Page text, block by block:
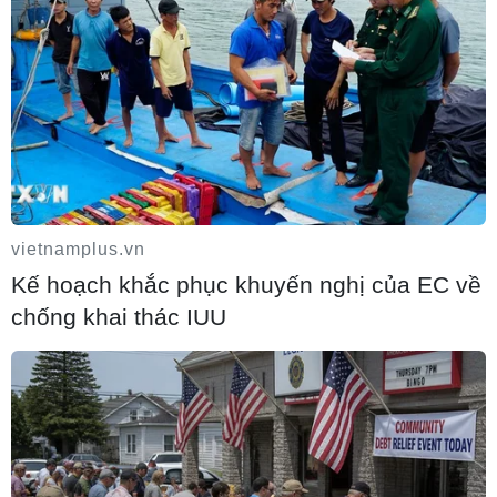
10/08/2026 10:29
Châu Âu sẽ chứng kiến nhật thực toàn
phần hiếm có vào ngày 12/8
10/08/2026 04:35
vietnamplus.vn
Kế hoạch khắc phục khuyến nghị của EC về
chống khai thác IUU